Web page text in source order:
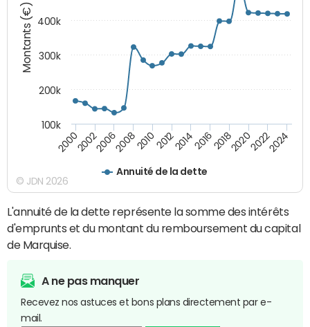
Montants (€)
Annuité de la dette
200020022006200820102012201420162018202020222024
100k
200k
300k
400k
© JDN 2026
L'annuité de la dette représente la somme des intérêts
d'emprunts et du montant du remboursement du capital
de Marquise.
A ne pas manquer
Recevez nos astuces et bons plans directement par e-
mail.